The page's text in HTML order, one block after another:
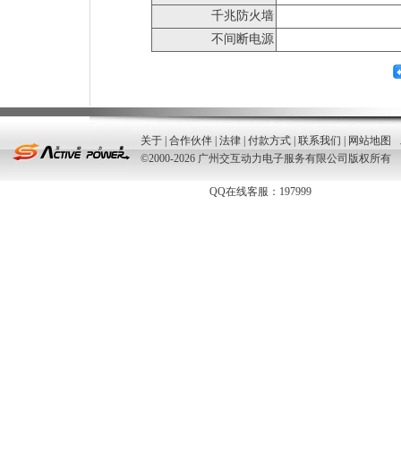
千兆防火墙
不间断电源
关于 合作伙伴 法律 付款方式 联系我们
网站地图
©2000-2026 广州交互动力电子服务有限公司版权所有
QQ在线客服：197999